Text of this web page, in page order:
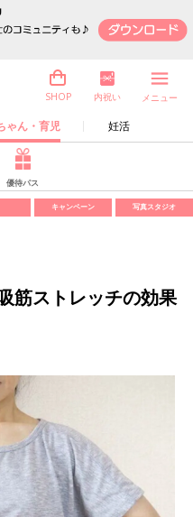
ゃん・育児 妊活
SHOP 内祝い メニュー
優待パス
キャンペーン 写真スタジオ
筋ストレッチの効果